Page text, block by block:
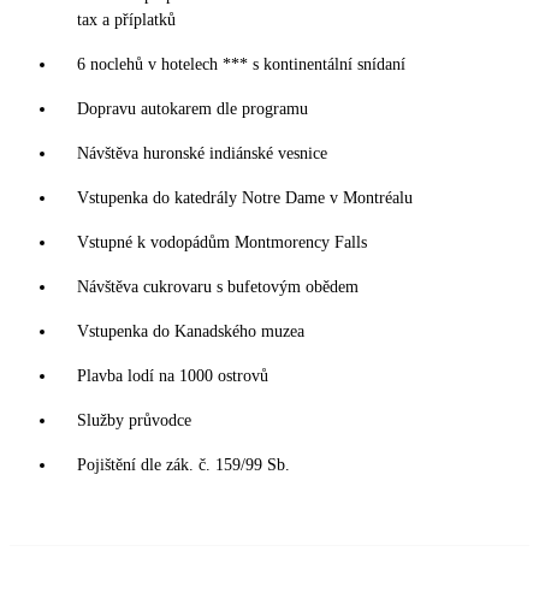
tax a příplatků
6 noclehů v hotelech *** s kontinentální snídaní
Dopravu autokarem dle programu
Návštěva huronské indiánské vesnice
Vstupenka do katedrály Notre Dame v Montréalu
Vstupné k vodopádům Montmorency Falls
Návštěva cukrovaru s bufetovým obědem
Vstupenka do Kanadského muzea
Plavba lodí na 1000 ostrovů
Služby průvodce
Pojištění dle zák. č. 159/99 Sb.